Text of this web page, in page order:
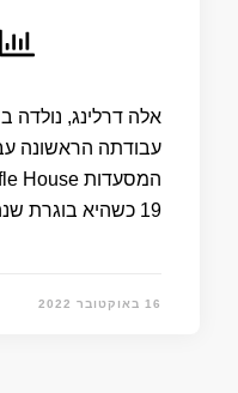
עבודתה הראשונה
19 כשהיא בוגרת שנה ב ' …
16 באוקטובר 2022